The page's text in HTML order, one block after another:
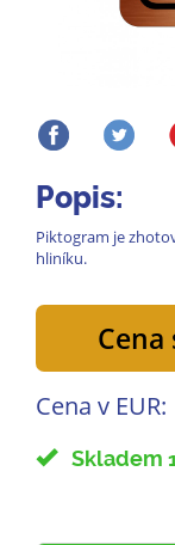
Popis:
Piktogram je
hliníku.
Cena
Cena v EUR:
Skladem